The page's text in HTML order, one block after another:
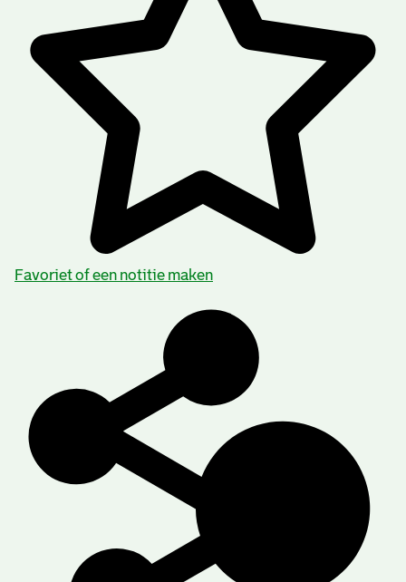
Favoriet of een notitie maken